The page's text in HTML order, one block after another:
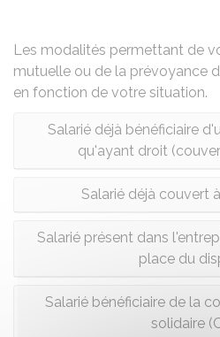
Les modalités permettant de
mutuelle ou de la prévoyance
en fonction de votre situation.
Salarié déjà bénéficiaire
qu'ayant droit
Salarié déjà couvert
Salarié présent dans
place du
Salarié bénéficiaire de la
solidaire